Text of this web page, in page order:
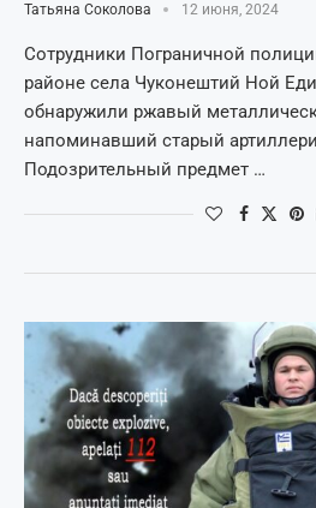
Татьяна Соколова 12 июня, 2024
Сотрудники Пограничной
районе села Чуконештий Ной
обнаружили ржавый
напоминавший старый
Подозрительный предмет …